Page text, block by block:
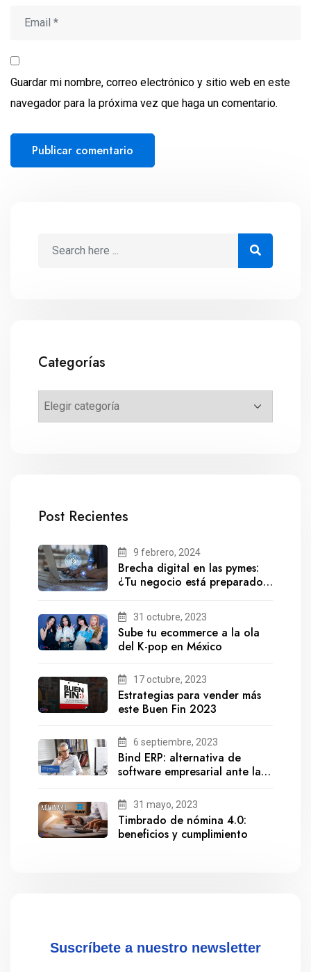
Guardar mi nombre, correo electrónico y sitio web en este
navegador para la próxima vez que haga un comentario.
Categorías
Post Recientes
9 febrero, 2024
Brecha digital en las pymes:
¿Tu negocio está preparado
31 octubre, 2023
Sube tu ecommerce a la ola
del K-pop en México
17 octubre, 2023
Estrategias para vender más
este Buen Fin 2023
6 septiembre, 2023
Bind ERP: alternativa de
software empresarial ante la
31 mayo, 2023
Timbrado de nómina 4.0:
beneficios y cumplimiento
Suscríbete a nuestro newsletter